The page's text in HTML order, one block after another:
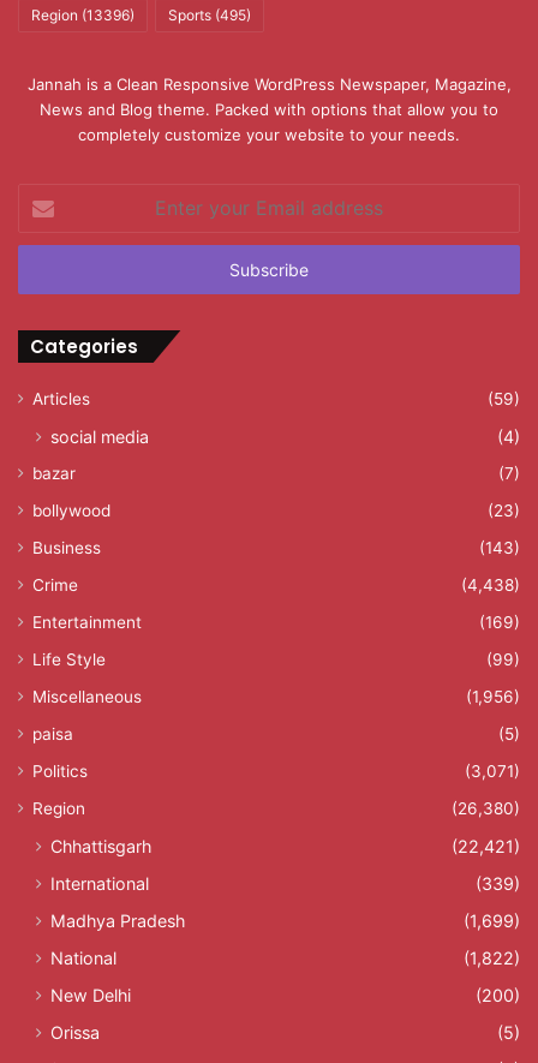
Region (13396) Sports (495)
Jannah is a Clean Responsive WordPress Newspaper, Magazine,
News and Blog theme. Packed with options that allow you to
completely customize your website to your needs.
your
Email
Categories
Articles (59)
social media (4)
bazar
(7)
bollywood
(23)
Business
(143)
Crime
(4,438)
Entertainment
(169)
Life Style
(99)
Miscellaneous
(1,956)
paisa
(5)
Politics
(3,071)
Region
(26,380)
Chhattisgarh
(22,421)
International
(339)
Madhya Pradesh
(1,699)
National
(1,822)
New Delhi
(200)
Orissa
(5)